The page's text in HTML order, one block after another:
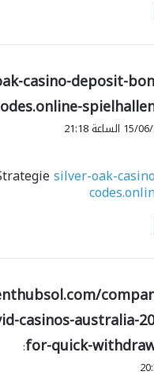
casino-deposit-
21:18
silver-oak-
casinos-australia-
for-quick-
: